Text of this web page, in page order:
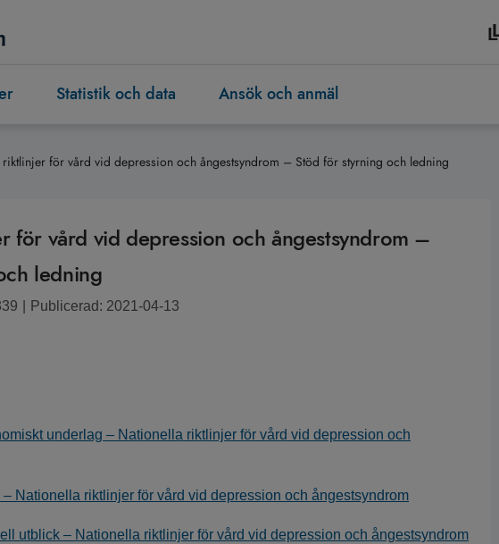
Statistik och data Ansök och anmäl
för vård vid depression och ångestsyndrom – Stöd för styrning och ledning
för vård vid depression och ångestsyndrom –
ledning
Publicerad: 2021-04-13
underlag – Nationella riktlinjer för vård vid depression och
– Nationella riktlinjer för vård vid depression och ångestsyndrom
utblick – Nationella riktlinjer för vård vid depression och ångestsyndrom